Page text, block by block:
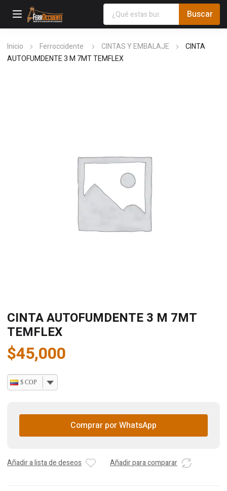
Inicio Ferroccidente CINTAS Y EMBALAJE
CINTA
AUTOFUMDENTE 3 M 7MT TEMFLEX
CINTA AUTOFUMDENTE 3 M 7MT
TEMFLEX
$45,000
$ COP
Comprar por WhatsApp
Añadir a lista de deseos Añadir para comparar